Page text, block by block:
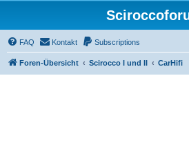
FAQ Kontakt Subscriptions
Foren-Übersicht Scirocco I und II CarHifi